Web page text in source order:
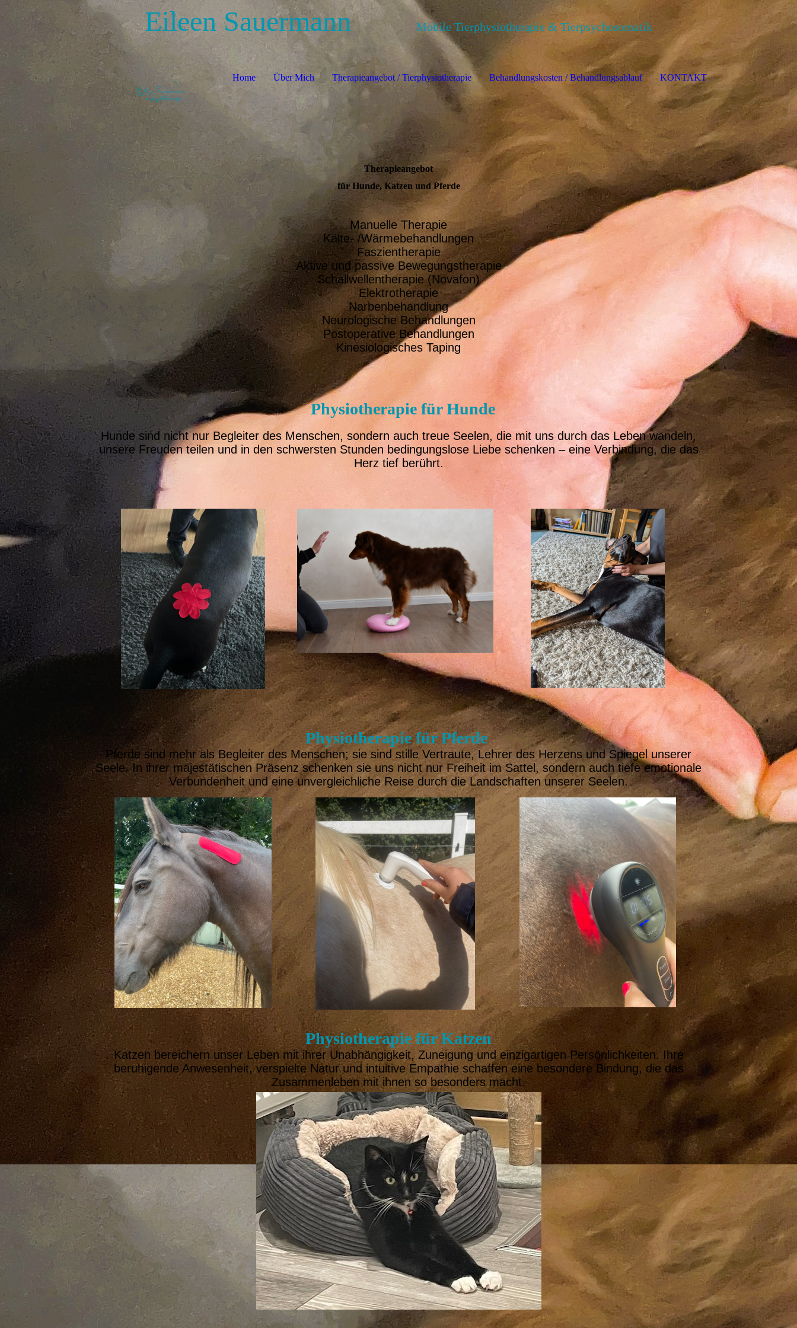
Eileen Sauermann Mobile Tierphysiotherapie & Tierpsychosomatik
Home Über Mich Therapieangebot / Tierphysiotherapie Behandlungskosten / Behandlungsablauf KONTAKT
Therapieangebot
für Hunde, Katzen und Pferde
Manuelle Therapie
Kälte- /Wärmebehandlungen
Faszientherapie
Aktive und passive Bewegungstherapie
Schallwellentherapie (Novafon)
Elektrotherapie
Narbenbehandlung
Neurologische Behandlungen
Postoperative Behandlungen
Kinesiologisches Taping
Physiotherapie für Hunde
Hunde sind nicht nur Begleiter des Menschen, sondern auch treue Seelen, die mit uns durch das Leben wandeln,
unsere Freuden teilen und in den schwersten Stunden bedingungslose Liebe schenken – eine Verbindung, die das
Herz tief berührt.
Physiotherapie für Pferde
Pferde sind mehr als Begleiter des Menschen; sie sind stille Vertraute, Lehrer des Herzens und Spiegel unserer
Seele. In ihrer majestätischen Präsenz schenken sie uns nicht nur Freiheit im Sattel, sondern auch tiefe emotionale
Verbundenheit und eine unvergleichliche Reise durch die Landschaften unserer Seelen.
Physiotherapie für Katzen
Katzen bereichern unser Leben mit ihrer Unabhängigkeit, Zuneigung und einzigartigen Persönlichkeiten. Ihre
beruhigende Anwesenheit, verspielte Natur und intuitive Empathie schaffen eine besondere Bindung, die das
Zusammenleben mit ihnen so besonders macht.